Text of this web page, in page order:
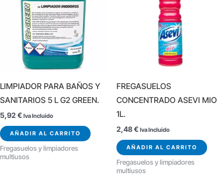
LIMPIADOR PARA BAÑOS Y
SANITARIOS 5 L G2 GREEN.
5,92 € Iva Incluido
AÑADIR AL CARRITO
Fregasuelos y limpiadores
multiusos
FREGASUELOS
CONCENTRADO ASEVI MIO
1L.
2,48€ Iva Incluido
AÑADIR AL CARRITO
Fregasuelos y limpiadores
multiusos